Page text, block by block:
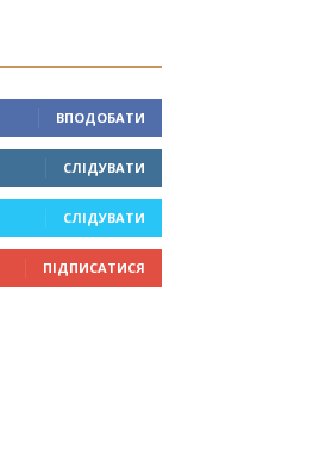
ВПОДОБАТИ
СЛІДУВАТИ
СЛІДУВАТИ
ПІДПИСАТИСЯ